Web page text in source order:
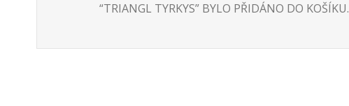
“TRIANGL TYRKYS” BYLO PŘIDÁNO DO KOŠÍKU.